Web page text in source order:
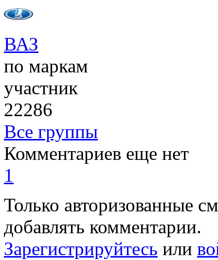
ВАЗ
по маркам
участник
22286
Все группы
Комментариев еще нет
1
Только авторизованные
добавлять комментарии.
Зарегистрируйтесь или